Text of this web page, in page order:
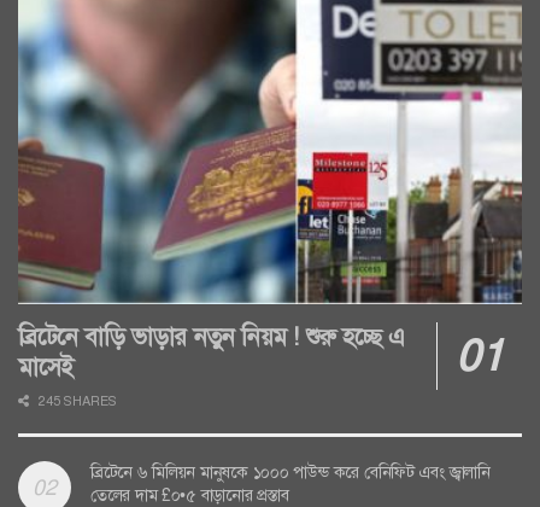
ব্রিটেনে বাড়ি ভাড়ার নতুন নিয়ম ! শুরু হচ্ছে এ
মাসেই
245 SHARES
ব্রিটেনে ৬ মিলিয়ন মানুষকে ১০০০ পাউন্ড করে বেনিফিট এবং জ্বালানি
তেলের দাম £০•৫ বাড়ানোর প্রস্তাব